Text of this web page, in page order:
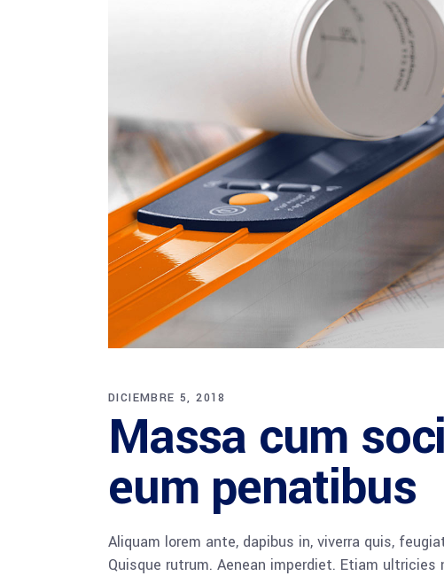
DICIEMBRE 5, 2018
Massa cum
eum penatibus
Aliquam lorem ante, dapibus in, viverra quis,
Quisque rutrum. Aenean imperdiet. Etiam